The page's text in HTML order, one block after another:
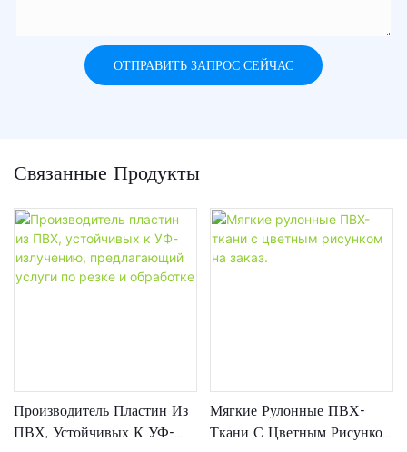
ОТПРАВИТЬ ЗАПРОС СЕЙЧАС
Связанные Продукты
Производитель Пластин Из
ПВХ, Устойчивых К УФ-
Мягкие Рулонные ПВХ-
Ткани С Цветным Рисунком